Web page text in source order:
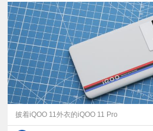
披着iQOO 11外衣的iQOO 11 Pro